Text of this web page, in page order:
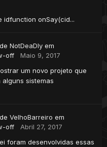
idfunction onSay(cid...
NotDeaDly em
off
Maio 9, 2017
um novo projeto que
sistemas
VelhoBarreiro em
off
Abril 27, 2017
foram desenvolvidas essas